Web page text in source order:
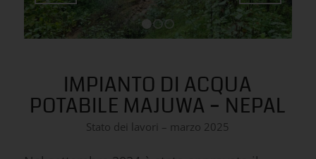
1 2 3
IMPIANTO DI ACQUA
POTABILE MAJUWA – NEPAL
Stato dei lavori – marzo 2025